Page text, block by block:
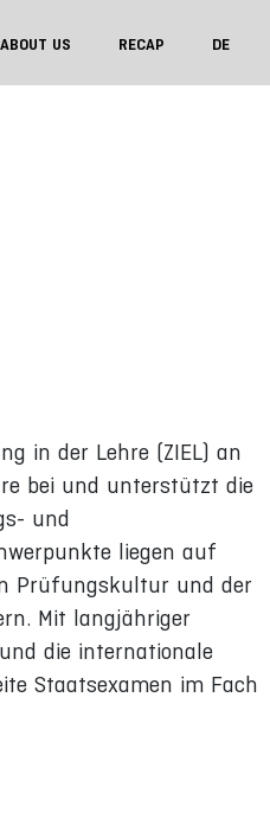
ABOUT US RECAP DE
in der Lehre (ZIEL) an
bei und unterstützt die
und
liegen auf
Prüfungskultur und der
Mit langjähriger
die internationale
Staatsexamen im Fach